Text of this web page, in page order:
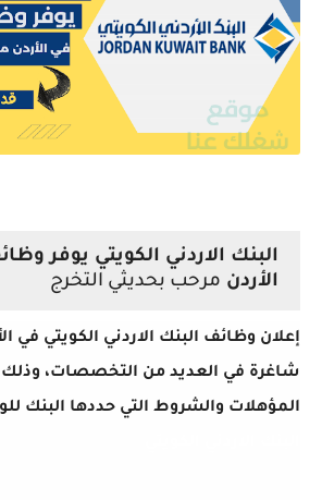
البنك الاردني الكويتي يوفر
الأردن مرحب بحديثي التخرج
إعلان وظائف البنك الاردني الكويتي في
شاغرة في العديد من التخصصات،
المؤهلات والشروط التي حددها البنك